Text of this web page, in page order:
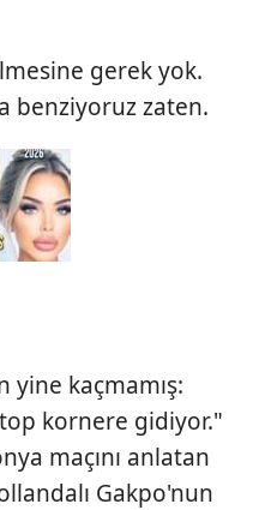
gerek yok.
benziyoruz zaten.
yine kaçmamış:
kornere gidiyor."
maçını anlatan
Gakpo'nun